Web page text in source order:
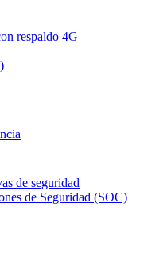
respaldo 4G
de seguridad
de Seguridad (SOC)